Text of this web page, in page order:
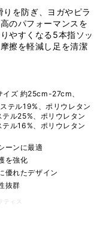
を防ぎ、ヨガやピラ
のパフォーマンスを
やすくなる5本指ソッ
擦を軽減し足を清潔
ズ 約25cm-27cm、
テル19%、ポリウレタン
ル25%、ポリウレタン
ル16%、ポリウレタン
ーンに最適
を強化
優れたデザイン
抜群
ティス